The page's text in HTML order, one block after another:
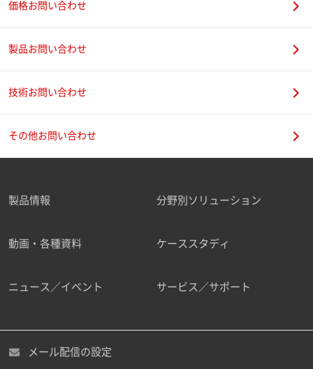
価格お問い合わせ
製品お問い合わせ
技術お問い合わせ
その他お問い合わせ
製品情報 分野別ソリューション
動画・各種資料 ケーススタディ
ニュース／イベント サービス／サポート
メール配信の設定